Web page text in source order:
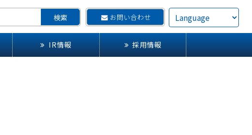
お問い合わせ
IR情報 採用情報